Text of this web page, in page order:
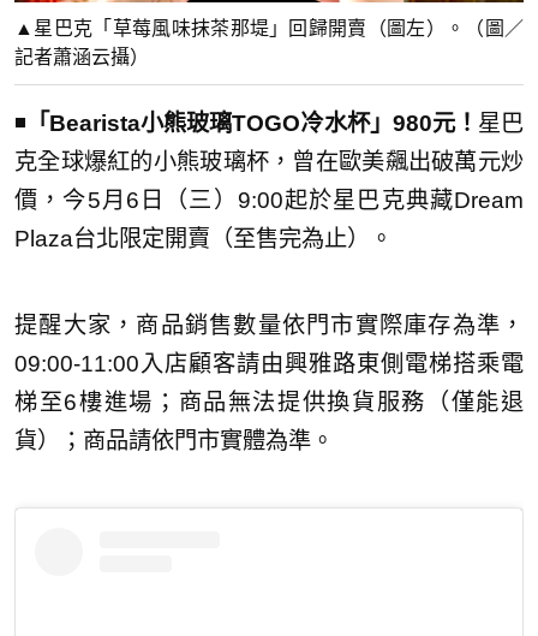
▲星巴克「草莓風味抹茶那堤」回歸開賣（圖左）。（圖／
記者蕭涵云攝）
◾️ 「Bearista小熊玻璃TOGO冷水杯」980元！ 星巴
克全球爆紅的小熊玻璃杯，曾在歐美飆出破萬元炒
價，今5月6日（三）9:00起於星巴克典藏Dream
Plaza台北限定開賣（至售完為止）。
提醒大家，商品銷售數量依門市實際庫存為準，
09:00-11:00入店顧客請由興雅路東側電梯搭乘電
梯至6樓進場；商品無法提供換貨服務（僅能退
貨）；商品請依門市實體為準。